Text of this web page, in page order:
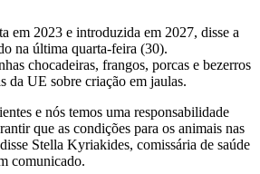
em 2023 e introduzida em 2027, disse a
na última quarta-feira (30).
chocadeiras, frangos, porcas e bezerros
da UE sobre criação em jaulas.
e nós temos uma responsabilidade
que as condições para os animais nas
Stella Kyriakides, comissária de saúde
comunicado.